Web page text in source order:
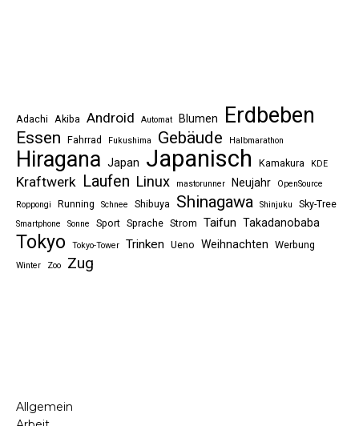
Adachi Akiba Android Automat Blumen Erdbeben
Essen Fahrrad Fukushima Gebäude Halbmarathon
Hiragana Japan Japanisch Kamakura KDE
Kraftwerk Laufen Linux mastorunner Neujahr
OpenSource
Roppongi
Running Schnee Shibuya Shinagawa Shinjuku Sky-Tree
Smartphone Sonne Sport Sprache Strom Taifun Takadanobaba
Tokyo Tokyo-Tower Trinken Ueno Weihnachten Werbung
Winter Zoo Zug
Allgemein